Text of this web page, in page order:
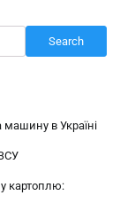
Search
в Україні
картоплю: